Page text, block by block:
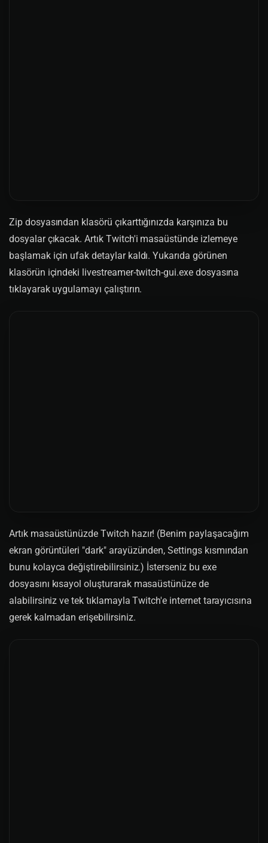
Zip dosyasından klasörü çıkarttığınızda karşınıza bu
dosyalar çıkacak. Artık Twitch'i masaüstünde izlemeye
başlamak için ufak detaylar kaldı. Yukarıda görünen
klasörün içindeki livestreamer-twitch-gui.exe dosyasına
tıklayarak uygulamayı çalıştırın.
Artık masaüstünüzde Twitch hazır! (Benim paylaşacağım
ekran görüntüleri "dark" arayüzünden, Settings kısmından
bunu kolayca değiştirebilirsiniz.) İsterseniz bu exe
dosyasını kısayol oluşturarak masaüstünüze de
alabilirsiniz ve tek tıklamayla Twitch'e internet tarayıcısına
gerek kalmadan erişebilirsiniz.